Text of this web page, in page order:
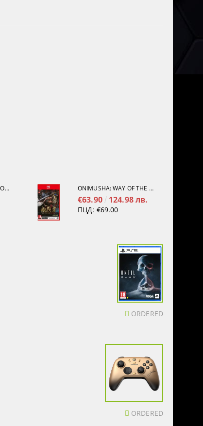
HOLLOW KNIGHT: SILKSONG [PS5] ONIMUSHA: WAY OF THE SWORD [NINTENDO SWITCH 2]
€63.90 124.98 лв.
ПЦД: €69.00
ORDERED
ORDERED